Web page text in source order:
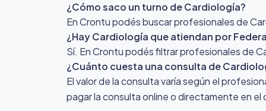
¿Cómo saco un turno de Cardiología?
En Crontu podés buscar profesionales de
¿Hay Cardiología que atiendan por
Sí. En Crontu podés filtrar profesionales de
¿Cuánto cuesta una consulta de
El valor de la consulta varía según el
pagar la consulta online o directamente en el